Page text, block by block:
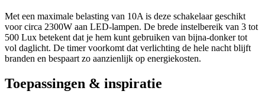
Met een maximale belasting van 10A is deze schakelaar geschikt
voor circa 2300W aan LED-lampen. De brede instelbereik van 3 tot
500 Lux betekent dat je hem kunt gebruiken van bijna-donker tot
vol daglicht. De timer voorkomt dat verlichting de hele nacht blijft
branden en bespaart zo aanzienlijk op energiekosten.
Toepassingen & inspiratie